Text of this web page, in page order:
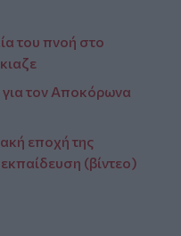
του πνοή στο
για τον Αποκόρωνα
εποχή της
εκπαίδευση (βίντεο)